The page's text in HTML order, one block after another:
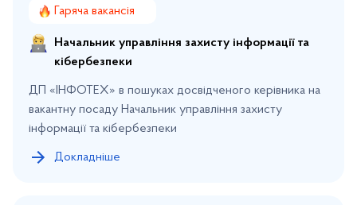
Виробництво
Адміністрація та інші 3
Гаряча вакансія
Начальник управління захисту інформації та
кібербезпеки
ДП «ІНФОТЕХ» в пошуках досвідченого керівника на
вакантну посаду Начальник управління захисту
інформації та кібербезпеки
Докладніше